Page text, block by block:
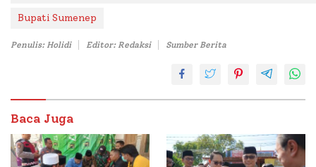
Bupati Sumenep
Penulis: Holidi Editor: Redaksi Sumber Berita
Baca Juga